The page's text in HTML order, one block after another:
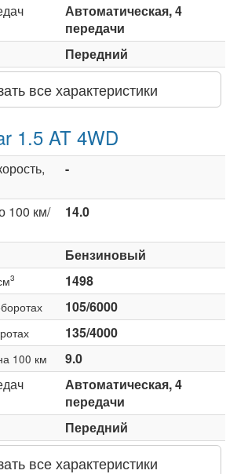
Автоматическая, 4
передачи
Передний
все характеристики
1.5 AT 4WD
-
100 км/
14.0
Бензиновый
3
1498
105/6000
135/4000
100 км
9.0
Автоматическая, 4
передачи
Передний
все характеристики